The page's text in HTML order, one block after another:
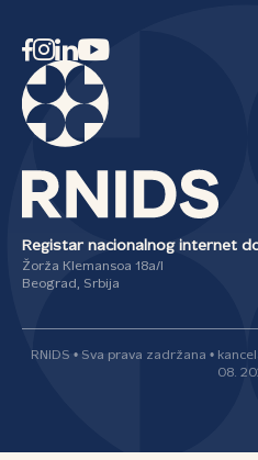
Registar nacionalnog internet
Žorža Klemansoa 18a/I
Beograd, Srbija
RNIDS • Sva prava zadržana •
08.